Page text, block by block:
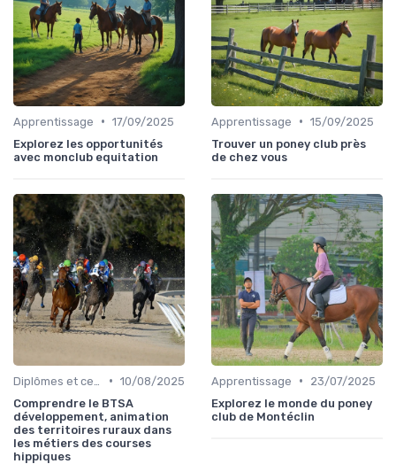
Apprentissage • 17/09/2025
Explorez les opportunités
avec monclub equitation
Apprentissage • 15/09/2025
Trouver un poney club près
de chez vous
• 10/08/2025
Comprendre le BTSA
développement, animation
des territoires ruraux dans
les métiers des courses
hippiques
Apprentissage •
23/07/2025
Explorez le monde du poney
club de Montéclin